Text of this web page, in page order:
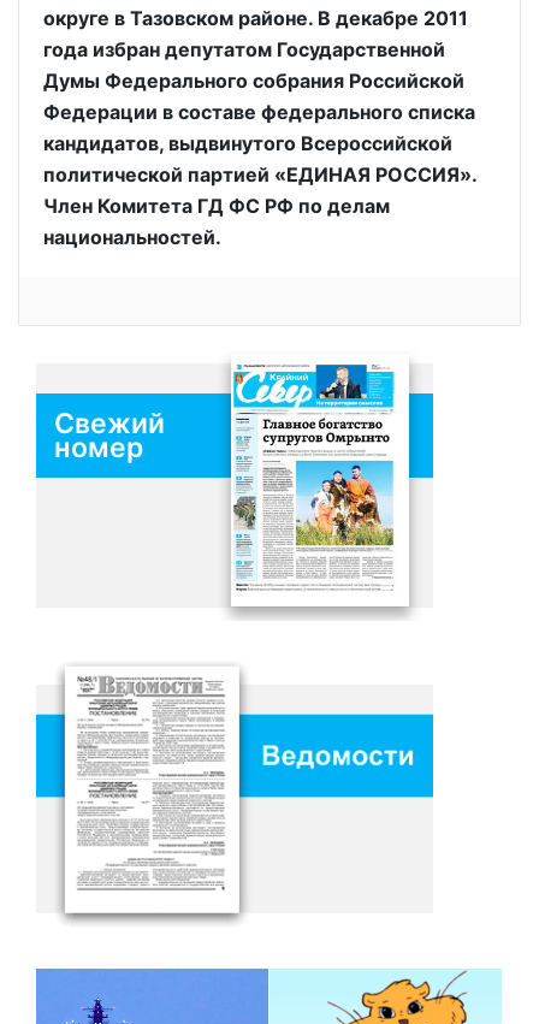
округе в Тазовском районе. В декабре 2011
года избран депутатом Государственной
Думы Федерального собрания Российской
Федерации в составе федерального списка
кандидатов, выдвинутого Всероссийской
политической партией «ЕДИНАЯ РОССИЯ».
Член Комитета ГД ФС РФ по делам
национальностей.
Свежий
номер